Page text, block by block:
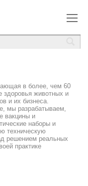
в более, чем 60
здоровья животных и
и их бизнеса.
мы разрабатываем,
вакцины и
наборы и
техническую
решением реальных
практике